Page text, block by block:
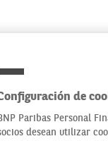
que se
de
Paribas Personal
desean utilizar